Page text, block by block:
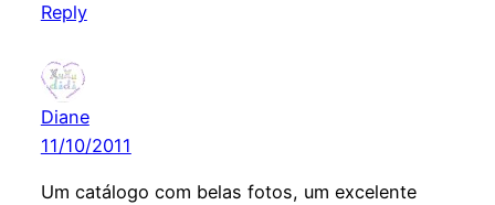
Reply
Diane
11/10/2011
Um catálogo com belas fotos, um excelente